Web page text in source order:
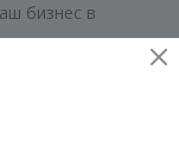
бизнес в